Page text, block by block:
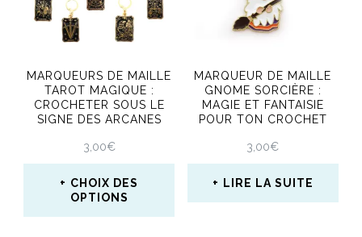
Les
options
être
choisies
sur
la
page
du
Les
options
être
choisies
sur
la
page
MARQUEURS DE MAILLE
TAROT MAGIQUE :
CROCHETER SOUS LE
SIGNE DES ARCANES
3,00€
CHOIX DES
OPTIONS
MARQUEUR DE MAILLE
GNOME SORCIÈRE :
MAGIE ET FANTAISIE
POUR TON CROCHET
3,00€
LIRE LA SUITE